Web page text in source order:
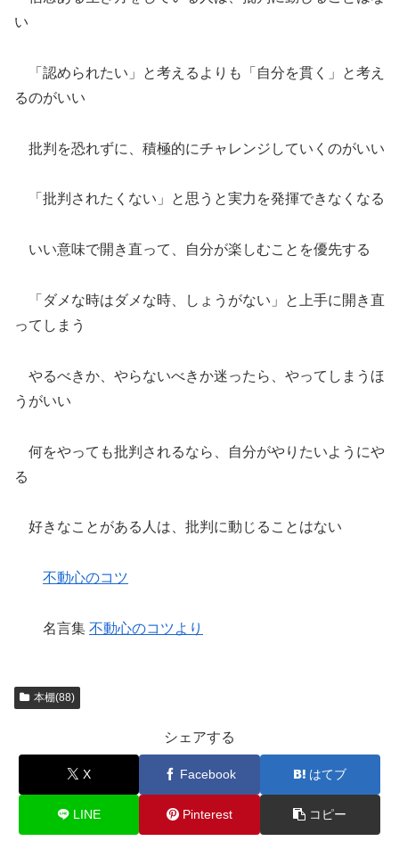
い
「認められたい」と考えるよりも「自分を貫く」と考え
るのがいい
批判を恐れずに、積極的にチャレンジしていくのがいい
「批判されたくない」と思うと実力を発揮できなくなる
いい意味で開き直って、自分が楽しむことを優先する
「ダメな時はダメな時、しょうがない」と上手に開き直
ってしまう
やるべきか、やらないべきか迷ったら、やってしまうほ
うがいい
何をやっても批判されるなら、自分がやりたいようにや
る
好きなことがある人は、批判に動じることはない
不動心のコツ
名言集 不動心のコツより
本棚(88)
シェアする
X Facebook はてブ
LINE Pinterest コピー